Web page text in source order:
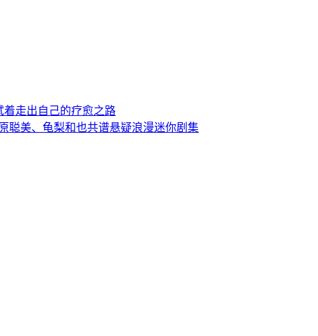
着走出自己的疗愈之路
聪美、龟梨和也共谱悬疑浪漫迷你剧集